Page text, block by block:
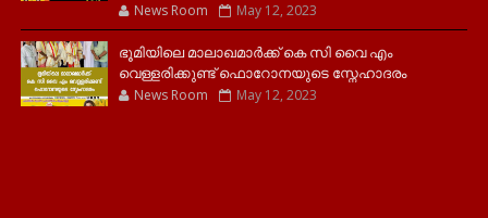
News Room May 12, 2023
ഭൂമിയിലെ മാലാഖമാർക്ക് കെ സി വൈ എം
വെള്ളരിക്കുണ്ട് ഫൊറോനയുടെ സ്നേഹാദരം
News Room May 12, 2023